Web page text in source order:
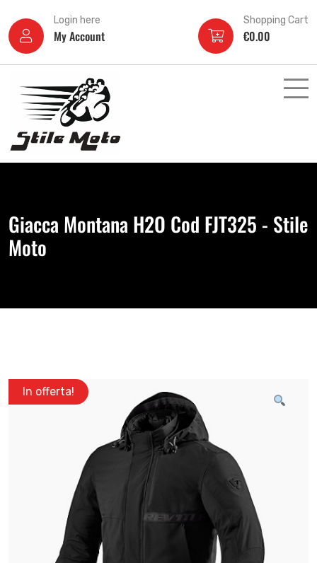
Login here
My Account
Shopping Cart
€0.00
Giacca Montana H2O Cod FJT325 - Stile
Moto
In offerta!